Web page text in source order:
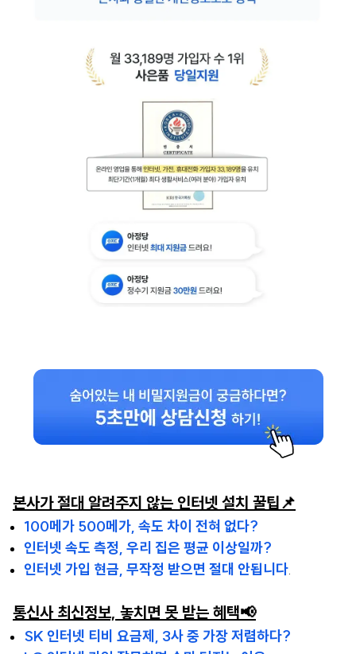
본사가 절대 알려주지 않는 인터넷 설치 꿀팁📌
100메가 500메가, 속도 차이 전혀 없다?
인터넷 속도 측정, 우리 집은 평균 이상일까?
인터넷 가입 현금, 무작정 받으면 절대 안됩니다.
통신사 최신정보, 놓치면 못 받는 혜택📢
SK 인터넷 티비 요금제, 3사 중 가장 저렴하다?